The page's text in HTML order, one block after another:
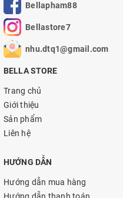
Bellapham88
Bellastore7
nhu.dtq1@gmail.com
BELLA STORE
Trang chủ
Giới thiệu
Sản phẩm
Liên hệ
HƯỚNG DẪN
Hướng dẫn mua hàng